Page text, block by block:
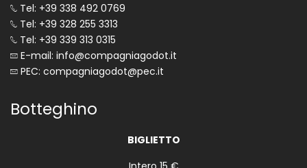
Tel: +39 338 492 0769
Tel: +39 328 255 3313
Tel: +39 339 313 0315
E-mail: info@compagniagodot.it
PEC: compagniagodot@pec.it
Botteghino
BIGLIETTO